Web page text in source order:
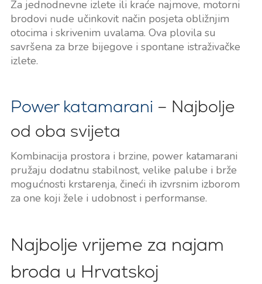
Za jednodnevne izlete ili kraće najmove, motorni
brodovi nude učinkovit način posjeta obližnjim
otocima i skrivenim uvalama. Ova plovila su
savršena za brze bijegove i spontane istraživačke
izlete.
Power katamarani – Najbolje
od oba svijeta
Kombinacija prostora i brzine, power katamarani
pružaju dodatnu stabilnost, velike palube i brže
mogućnosti krstarenja, čineći ih izvrsnim izborom
za one koji žele i udobnost i performanse.
Najbolje vrijeme za najam
broda u Hrvatskoj